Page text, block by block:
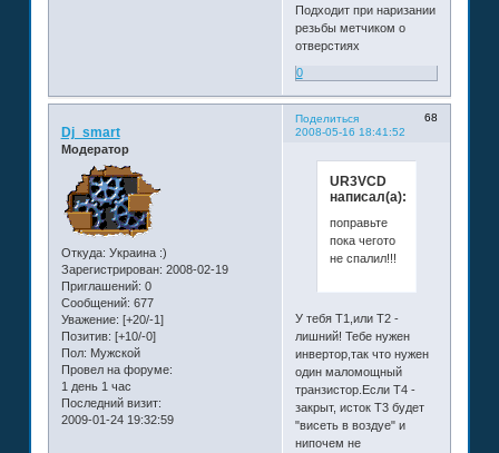
Подходит при наризании
резьбы метчиком о
отверстиях
0
Поделиться
68
2008-05-16 18:41:52
Dj_smart
Модератор
Откуда: Украина :)
Зарегистрирован: 2008-02-19
Приглашений: 0
Сообщений: 677
Уважение: [+20/-1]
Позитив: [+10/-0]
Пол: Мужской
Провел на форуме:
1 день 1 час
Последний визит:
2009-01-24 19:32:59
UR3VCD
написал(а):
поправьте
пока чегото
не спалил!!!
У тебя Т1,или Т2 -
лишний! Тебе нужен
инвертор,так что нужен
один маломощный
транзистор.Если Т4 -
закрыт, исток Т3 будет
"висеть в воздуе" и
нипочем не